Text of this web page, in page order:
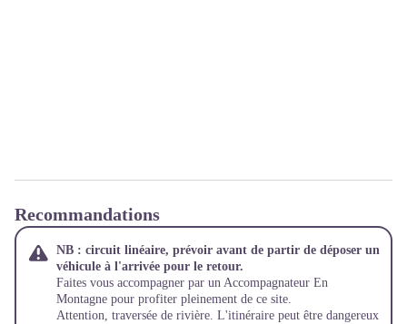
Recommandations
NB : circuit linéaire, prévoir avant de partir de déposer un
véhicule à l'arrivée pour le retour.
Faites vous accompagner par un Accompagnateur En
Montagne pour profiter pleinement de ce site.
Attention, traversée de rivière. L'itinéraire peut être dangereux